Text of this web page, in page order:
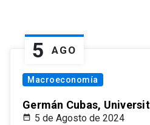
5 AGO
Macroeconomía
Germán Cubas,
5 de Agosto de 2024